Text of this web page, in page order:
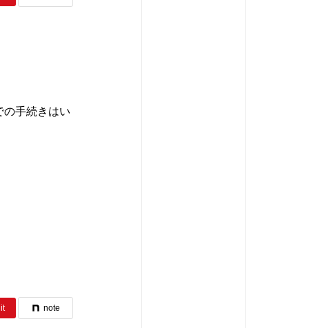
の手続きはい
note